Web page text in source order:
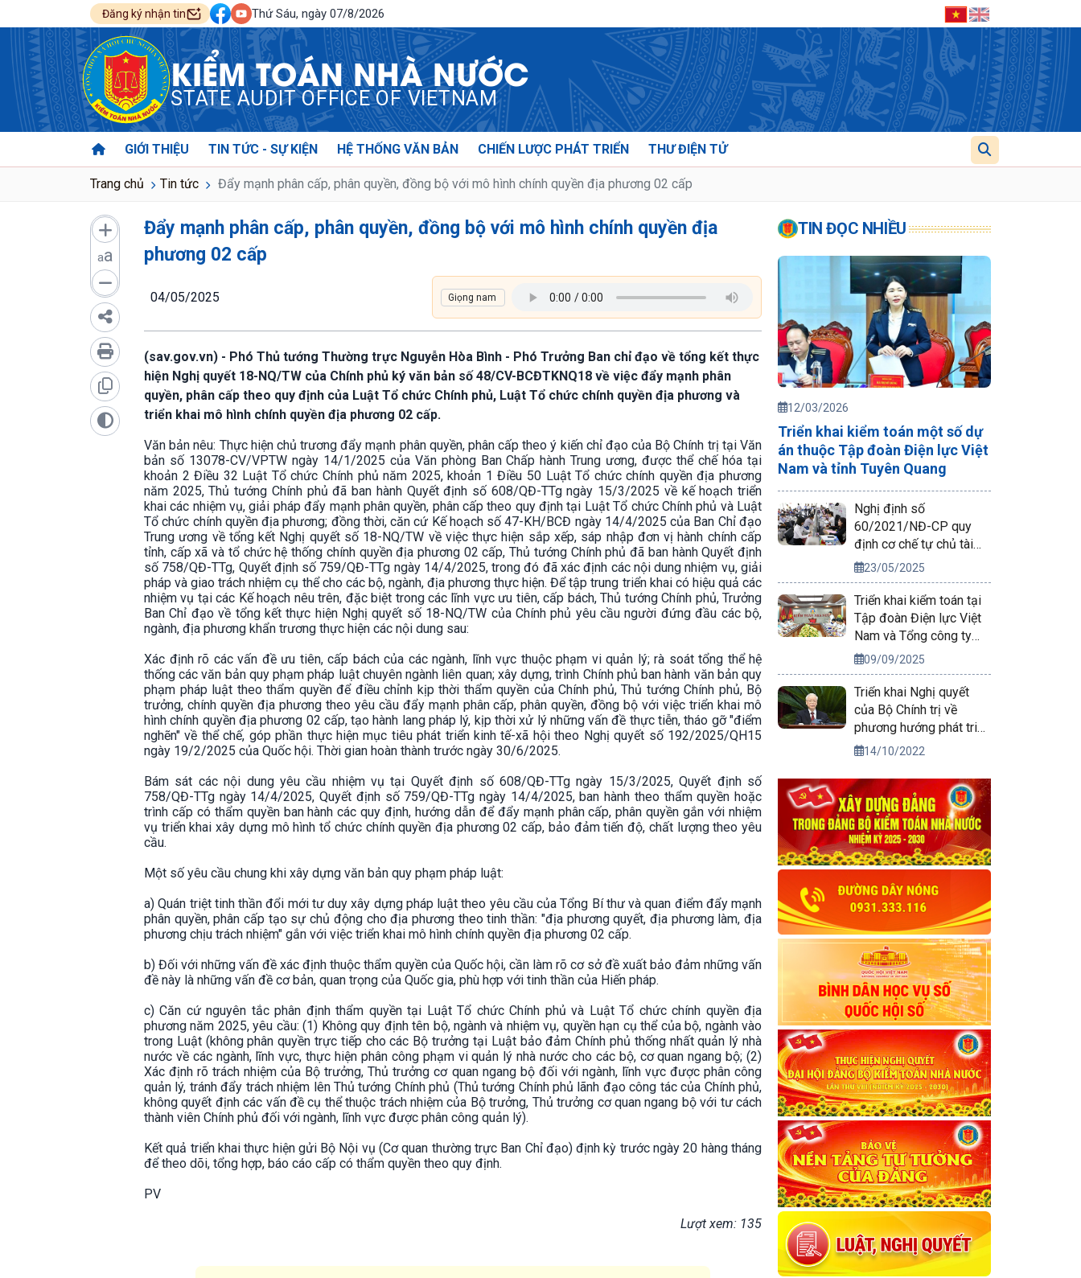
Đăng ký nhận tin Thứ Sáu, ngày 07/8/2026
KIỂM TOÁN NHÀ NƯỚC
STATE AUDIT OFFICE OF VIETNAM
GIỚI THIỆU TIN TỨC - SỰ KIỆN HỆ THỐNG VĂN BẢN CHIẾN LƯỢC PHÁT TRIỂN THƯ ĐIỆN TỬ
Trang chủ Tin tức Đẩy mạnh phân cấp, phân quyền, đồng bộ với mô hình chính quyền địa phương 02 cấp
aa
Đẩy mạnh phân cấp, phân quyền, đồng bộ với mô hình chính quyền địa
phương 02 cấp
04/05/2025
(sav.gov.vn) - Phó Thủ tướng Thường trực Nguyễn Hòa Bình - Phó Trưởng Ban chỉ đạo về tổng kết thực
hiện Nghị quyết 18-NQ/TW của Chính phủ ký văn bản số 48/CV-BCĐTKNQ18 về việc đẩy mạnh phân
quyền, phân cấp theo quy định của Luật Tổ chức Chính phủ, Luật Tổ chức chính quyền địa phương và
triển khai mô hình chính quyền địa phương 02 cấp.
Văn bản nêu: Thực hiện chủ trương đẩy mạnh phân quyền, phân cấp theo ý kiến chỉ đạo của Bộ Chính trị tại Văn
bản số 13078-CV/VPTW ngày 14/1/2025 của Văn phòng Ban Chấp hành Trung ương, được thể chế hóa tại
khoản 2 Điều 32 Luật Tổ chức Chính phủ năm 2025, khoản 1 Điều 50 Luật Tổ chức chính quyền địa phương
năm 2025, Thủ tướng Chính phủ đã ban hành Quyết định số 608/QĐ-TTg ngày 15/3/2025 về kế hoạch triển
khai các nhiệm vụ, giải pháp đẩy mạnh phân quyền, phân cấp theo quy định tại Luật Tổ chức Chính phủ và Luật
Tổ chức chính quyền địa phương; đồng thời, căn cứ Kế hoạch số 47-KH/BCĐ ngày 14/4/2025 của Ban Chỉ đạo
Trung ương về tổng kết Nghị quyết số 18-NQ/TW về việc thực hiện sắp xếp, sáp nhập đơn vị hành chính cấp
tỉnh, cấp xã và tổ chức hệ thống chính quyền địa phương 02 cấp, Thủ tướng Chính phủ đã ban hành Quyết định
số 758/QĐ-TTg, Quyết định số 759/QĐ-TTg ngày 14/4/2025, trong đó đã xác định các nội dung nhiệm vụ, giải
pháp và giao trách nhiệm cụ thể cho các bộ, ngành, địa phương thực hiện. Để tập trung triển khai có hiệu quả các
nhiệm vụ tại các Kế hoạch nêu trên, đặc biệt trong các lĩnh vực ưu tiên, cấp bách, Thủ tướng Chính phủ, Trưởng
Ban Chỉ đạo về tổng kết thực hiện Nghị quyết số 18-NQ/TW của Chính phủ yêu cầu người đứng đầu các bộ,
ngành, địa phương khẩn trương thực hiện các nội dung sau:
Xác định rõ các vấn đề ưu tiên, cấp bách của các ngành, lĩnh vực thuộc phạm vi quản lý; rà soát tổng thể hệ
thống các văn bản quy phạm pháp luật chuyên ngành liên quan; xây dựng, trình Chính phủ ban hành văn bản quy
phạm pháp luật theo thẩm quyền để điều chỉnh kịp thời thẩm quyền của Chính phủ, Thủ tướng Chính phủ, Bộ
trưởng, chính quyền địa phương theo yêu cầu đẩy mạnh phân cấp, phân quyền, đồng bộ với việc triển khai mô
hình chính quyền địa phương 02 cấp, tạo hành lang pháp lý, kịp thời xử lý những vấn đề thực tiễn, tháo gỡ "điểm
nghẽn" về thể chế, góp phần thực hiện mục tiêu phát triển kinh tế-xã hội theo Nghị quyết số 192/2025/QH15
ngày 19/2/2025 của Quốc hội. Thời gian hoàn thành trước ngày 30/6/2025.
Bám sát các nội dung yêu cầu nhiệm vụ tại Quyết định số 608/QĐ-TTg ngày 15/3/2025, Quyết định số
758/QĐ-TTg ngày 14/4/2025, Quyết định số 759/QĐ-TTg ngày 14/4/2025, ban hành theo thẩm quyền hoặc
trình cấp có thẩm quyền ban hành các quy định, hướng dẫn để đẩy mạnh phân cấp, phân quyền gắn với nhiệm
vụ triển khai xây dựng mô hình tổ chức chính quyền địa phương 02 cấp, bảo đảm tiến độ, chất lượng theo yêu
cầu.
Một số yêu cầu chung khi xây dựng văn bản quy phạm pháp luật:
a) Quán triệt tinh thần đổi mới tư duy xây dựng pháp luật theo yêu cầu của Tổng Bí thư và quan điểm đẩy mạnh
phân quyền, phân cấp tạo sự chủ động cho địa phương theo tinh thần: "địa phương quyết, địa phương làm, địa
phương chịu trách nhiệm" gắn với việc triển khai mô hình chính quyền địa phương 02 cấp.
b) Đối với những vấn đề xác định thuộc thẩm quyền của Quốc hội, cần làm rõ cơ sở đề xuất bảo đảm những vấn
đề này là những vấn đề cơ bản, quan trọng của Quốc gia, phù hợp với tinh thần của Hiến pháp.
c) Căn cứ nguyên tắc phân định thẩm quyền tại Luật Tổ chức Chính phủ và Luật Tổ chức chính quyền địa
phương năm 2025, yêu cầu: (1) Không quy định tên bộ, ngành và nhiệm vụ, quyền hạn cụ thể của bộ, ngành vào
trong Luật (không phân quyền trực tiếp cho các Bộ trưởng tại Luật bảo đảm Chính phủ thống nhất quản lý nhà
nước về các ngành, lĩnh vực, thực hiện phân công phạm vi quản lý nhà nước cho các bộ, cơ quan ngang bộ; (2)
Xác định rõ trách nhiệm của Bộ trưởng, Thủ trưởng cơ quan ngang bộ đối với ngành, lĩnh vực được phân công
quản lý, tránh đẩy trách nhiệm lên Thủ tướng Chính phủ (Thủ tướng Chính phủ lãnh đạo công tác của Chính phủ,
không quyết định các vấn đề cụ thể thuộc trách nhiệm của Bộ trưởng, Thủ trưởng cơ quan ngang bộ với tư cách
thành viên Chính phủ đối với ngành, lĩnh vực được phân công quản lý).
Kết quả triển khai thực hiện gửi Bộ Nội vụ (Cơ quan thường trực Ban Chỉ đạo) định kỳ trước ngày 20 hàng tháng
để theo dõi, tổng hợp, báo cáo cấp có thẩm quyền theo quy định.
PV
Lượt xem: 135
TIN ĐỌC NHIỀU
12/03/2026
Triển khai kiểm toán một số dự
án thuộc Tập đoàn Điện lực Việt
Nam và tỉnh Tuyên Quang
Nghị định số
60/2021/NĐ-CP quy
định cơ chế tự chủ tài
chính của đơn vị sự
nghiệp công lập
23/05/2025
Triển khai kiểm toán tại
Tập đoàn Điện lực Việt
Nam và Tổng công ty
Phát điện 2
09/09/2025
Triển khai Nghị quyết
của Bộ Chính trị về
phương hướng phát triển
kinh tế xã hội và bảo
ninh vùng Tây Nguyên
đến năm 2030, tầm nhìn
đến năm 2045
14/10/2022